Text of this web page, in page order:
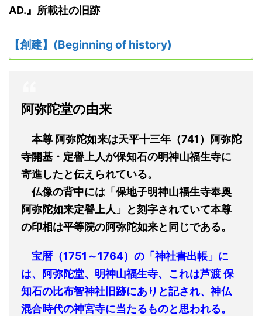
AD.』 所載社の旧跡
【創建】(Beginning of history)
阿弥陀堂の由来
本尊 阿弥陀如来は天平十三年（741）阿弥陀
寺開基・定譽上人が保知石の明神山福生寺に
寄進したと伝えられている。
仏像の背中には「保地子明神山福生寺奉奥
阿弥陀如来定譽上人 」と刻字されていて本尊
の印相は平等院の阿弥陀如来と同じである。
宝暦（1751～1764）の「神社書出帳」に
は、阿弥陀堂、明神山福生寺、これは芦渡 保
知石の比布智神社 旧跡にありと記され、神仏
混合時代の神宮寺に当たるものと思われる。